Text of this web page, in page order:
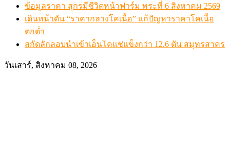
ข้อมูลราคา สุกรมีชีวิตหน้าฟาร์ม พระที่ 6 สิงหาคม 2569
เดินหน้าดัน “ราคากลางโคเนื้อ” แก้ปัญหาราคาโคเนื้อ
ตกต่ำ
สกัดลักลอบนำเข้าเอ็นโคแช่แข็งกว่า 12.6 ตัน สมุทรสาคร
วันเสาร์, สิงหาคม 08, 2026